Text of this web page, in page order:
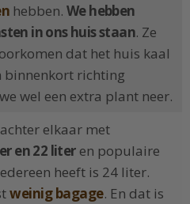
hebben. We hebben
in ons huis staan. Ze
dat het huis kaal
binnenkort richting
wel een extra plant neer.
elkaar met
en 22 literen populaire
heeft is 24 liter.
weinig bagage. En dat is